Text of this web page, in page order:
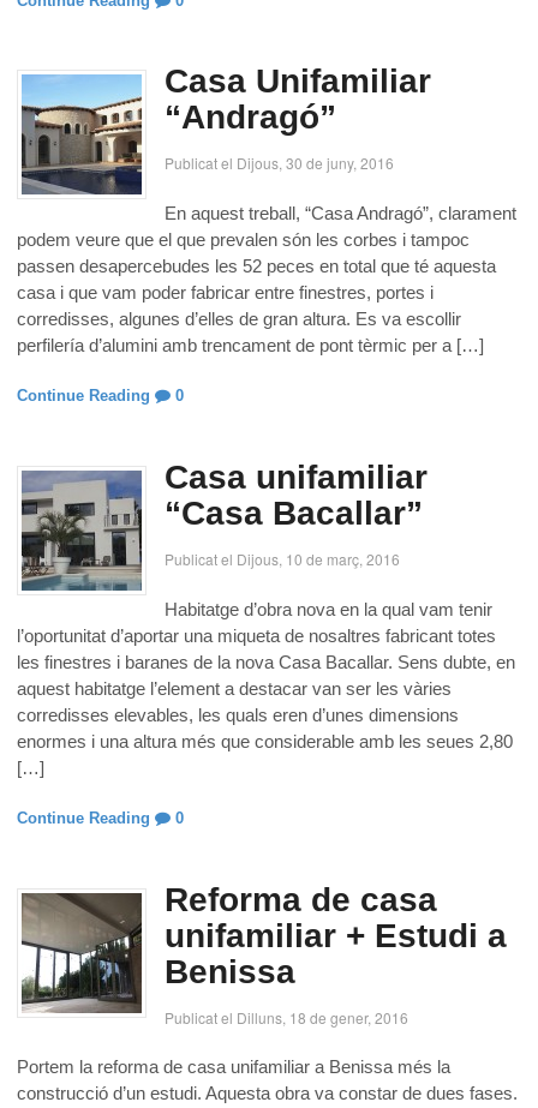
Casa Unifamiliar
“Andragó”
Publicat el Dijous, 30 de juny, 2016
En aquest treball, “Casa Andragó”, clarament
podem veure que el que prevalen són les corbes i tampoc
passen desapercebudes les 52 peces en total que té aquesta
casa i que vam poder fabricar entre finestres, portes i
corredisses, algunes d’elles de gran altura. Es va escollir
perfilería d’alumini amb trencament de pont tèrmic per a […]
Continue Reading 0
Casa unifamiliar
“Casa Bacallar”
Publicat el Dijous, 10 de març, 2016
Habitatge d’obra nova en la qual vam tenir
l’oportunitat d’aportar una miqueta de nosaltres fabricant totes
les finestres i baranes de la nova Casa Bacallar. Sens dubte, en
aquest habitatge l’element a destacar van ser les vàries
corredisses elevables, les quals eren d’unes dimensions
enormes i una altura més que considerable amb les seues 2,80
[…]
Continue Reading 0
Reforma de casa
unifamiliar + Estudi a
Benissa
Publicat el Dilluns, 18 de gener, 2016
Portem la reforma de casa unifamiliar a Benissa més la
construcció d’un estudi. Aquesta obra va constar de dues fases.